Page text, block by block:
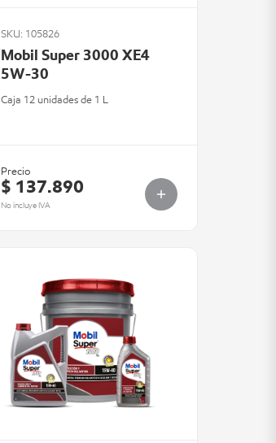
SKU: 105826
Mobil Super 3000 XE4
5W-30
Caja 12 unidades de 1 L
Precio
$ 137.890
No incluye IVA